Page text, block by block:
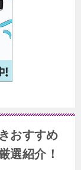
おすすめ
選紹介！